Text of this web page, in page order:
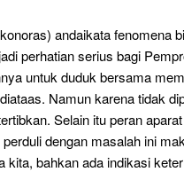
andaikata fenomena
perhatian serius bagi
untuk duduk bersama
Namun karena tidak
Selain itu peran
dengan masalah ini
kita, bahkan ada indikasi